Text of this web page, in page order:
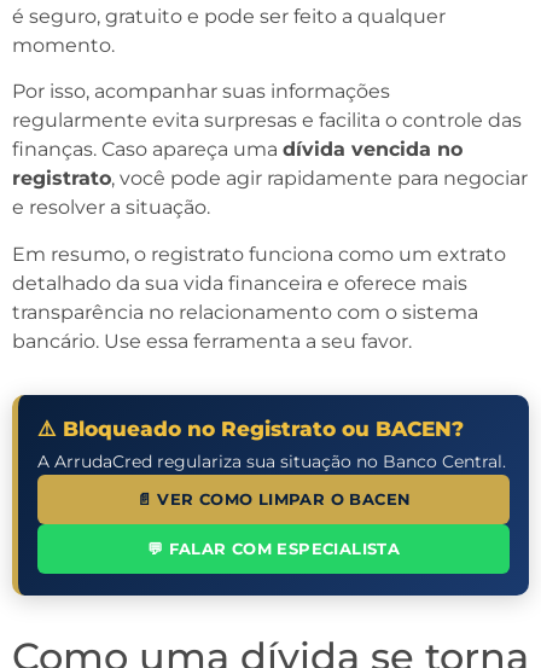
é seguro, gratuito e pode ser feito a qualquer
momento.
Por isso, acompanhar suas informações
regularmente evita surpresas e facilita o controle das
finanças. Caso apareça uma dívida vencida no
registrato, você pode agir rapidamente para negociar
e resolver a situação.
Em resumo, o registrato funciona como um extrato
detalhado da sua vida financeira e oferece mais
transparência no relacionamento com o sistema
bancário. Use essa ferramenta a seu favor.
⚠️ Bloqueado no Registrato ou BACEN?
A ArrudaCred regulariza sua situação no Banco Central.
📄 VER COMO LIMPAR O BACEN
💬 FALAR COM ESPECIALISTA
Como uma dívida se torna